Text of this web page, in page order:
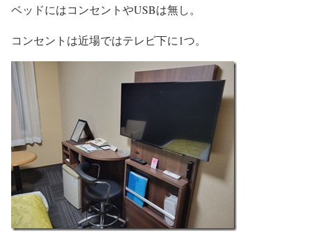
ベッドにはコンセントやUSBは無し。
コンセントは近場ではテレビ下に1つ。